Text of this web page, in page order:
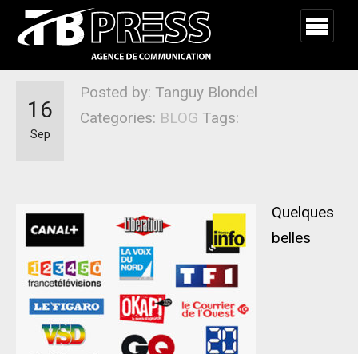
Posted by: Tanguy Blondel
Categories: BLOG Tags:
16
Sep
Quelques
belles